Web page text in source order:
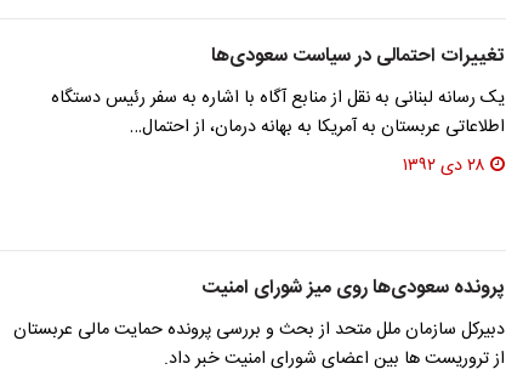
تغییرات احتمالی در سیاست سعودی‌ها
یک رسانه لبنانی به نقل از منابع آگاه با اشاره به سفر رئیس دستگاه
اطلاعاتی عربستان به آمریکا به بهانه درمان، از احتمال…
۲۸ دی ۱۳۹۲
پرونده سعودی‌ها روی میز شورای امنیت
دبیرکل سازمان ملل متحد از بحث و بررسی پرونده حمایت مالی عربستان
از تروریست ها بین اعضای شورای امنیت خبر داد.